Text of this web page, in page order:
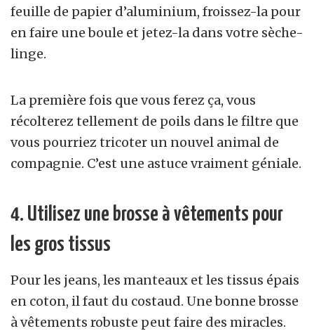
feuille de papier d’aluminium, froissez-la pour
en faire une boule et jetez-la dans votre sèche-
linge.
La première fois que vous ferez ça, vous
récolterez tellement de poils dans le filtre que
vous pourriez tricoter un nouvel animal de
compagnie. C’est une astuce vraiment géniale.
4. Utilisez une brosse à vêtements pour
les gros tissus
Pour les jeans, les manteaux et les tissus épais
en coton, il faut du costaud. Une bonne brosse
à vêtements robuste peut faire des miracles.